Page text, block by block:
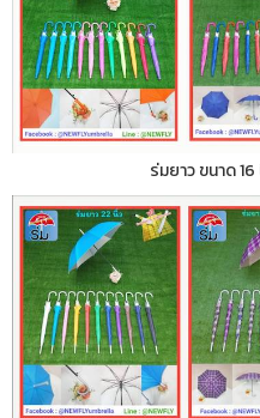
ร่มยาว ขนาด